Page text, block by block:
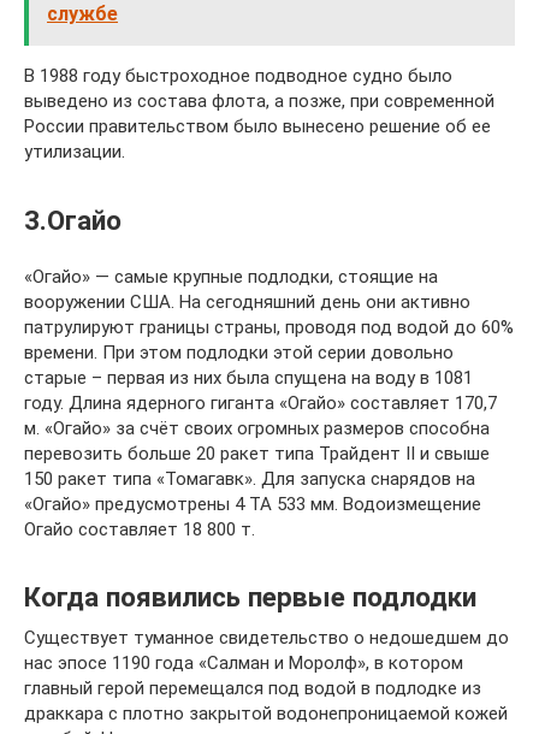
службе
В 1988 году быстроходное подводное судно было
выведено из состава флота, а позже, при современной
России правительством было вынесено решение об ее
утилизации.
3.Огайо
«Огайо» — самые крупные подлодки, стоящие на
вооружении США. На сегодняшний день они активно
патрулируют границы страны, проводя под водой до 60%
времени. При этом подлодки этой серии довольно
старые – первая из них была спущена на воду в 1081
году. Длина ядерного гиганта «Огайо» составляет 170,7
м. «Огайо» за счёт своих огромных размеров способна
перевозить больше 20 ракет типа Трайдент II и свыше
150 ракет типа «Томагавк». Для запуска снарядов на
«Огайо» предусмотрены 4 ТА 533 мм. Водоизмещение
Огайо составляет 18 800 т.
Когда появились первые подлодки
Существует туманное свидетельство о недошедшем до
нас эпосе 1190 года «Салман и Моролф», в котором
главный герой перемещался под водой в подлодке из
драккара с плотно закрытой водонепроницаемой кожей